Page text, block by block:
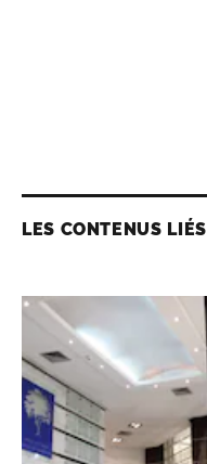
LES CONTENUS LIÉS